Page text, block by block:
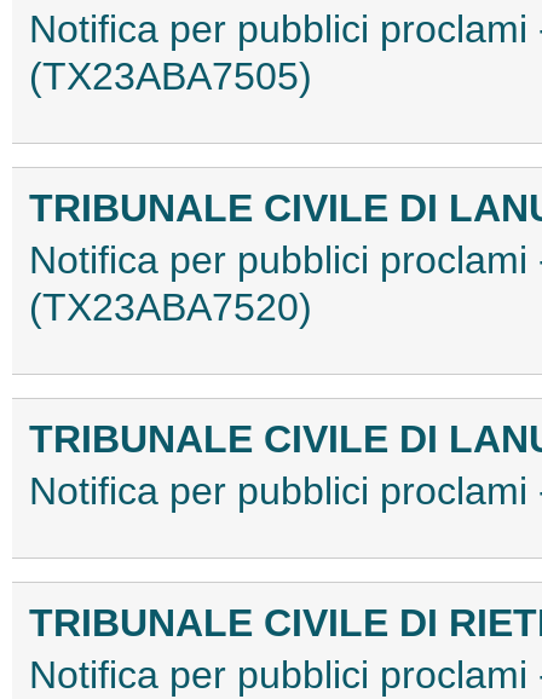
Notifica per pubblici
(TX23ABA7505)
TRIBUNALE CIVILE DI
Notifica per pubblici
(TX23ABA7520)
TRIBUNALE CIVILE DI
Notifica per pubblici
TRIBUNALE CIVILE DI
Notifica per pubblici